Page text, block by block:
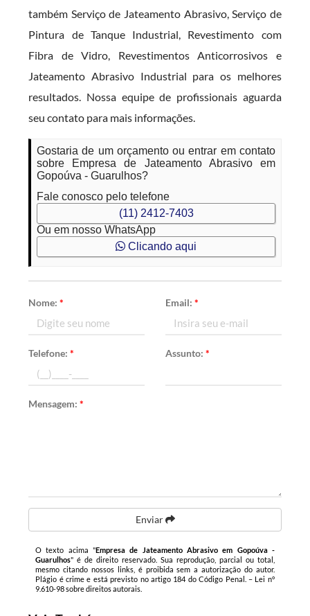
também Serviço de Jateamento Abrasivo, Serviço de
Pintura de Tanque Industrial, Revestimento com
Fibra de Vidro, Revestimentos Anticorrosivos e
Jateamento Abrasivo Industrial para os melhores
resultados. Nossa equipe de profissionais aguarda
seu contato para mais informações.
Gostaria de um orçamento ou entrar em contato
sobre Empresa de Jateamento Abrasivo em
Gopoúva - Guarulhos?
Fale conosco pelo telefone
(11) 2412-7403
Ou em nosso WhatsApp
Clicando aqui
Nome:* Email: *
Telefone:* Assunto: *
Mensagem:*
Enviar
O texto acima "Empresa de Jateamento Abrasivo em Gopoúva -
Guarulhos" é de direito reservado. Sua reprodução, parcial ou total,
mesmo citando nossos links, é proibida sem a autorização do autor.
Plágio é crime e está previsto no artigo 184 do Código Penal. – Lei n°
9.610-98 sobre direitos autorais